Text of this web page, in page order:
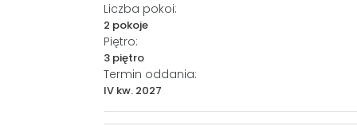
Liczba pokoi:
2 pokoje
Piętro:
3 piętro
Termin oddania:
IV kw. 2027